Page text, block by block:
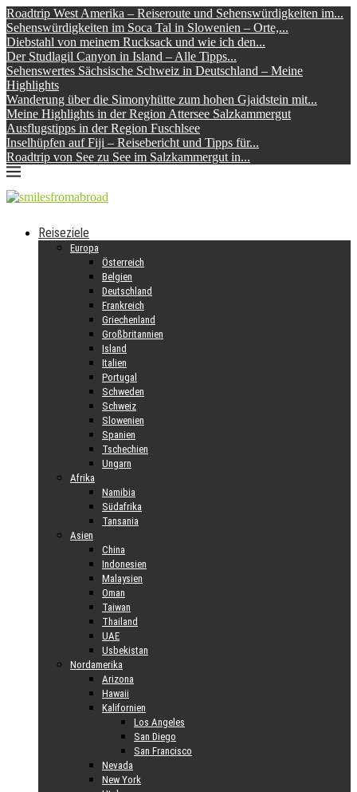
Roadtrip West Amerika – Reiseroute und Sehenswürdigkeiten im...
Sehenswürdigkeiten im Soca Tal in Slowenien – Orte,...
Diebstahl von meinem Rucksack und wie ich den...
Der Studlagil Canyon in Island – Alle Tipps...
Sehenswertes Sächsische Schweiz in Deutschland – Meine
Highlights
Wanderung über die Simonyhütte zum hohen Gjaidstein mit...
Meine Highlights in der Region Attersee Salzkammergut
Ausflugstipps in der Region Fuschlsee
Inselhüpfen auf Fiji – Reisebericht und Tipps für...
Roadtrip von See zu See im Salzkammergut in...
Reiseziele
Europa
Österreich
Belgien
Deutschland
Frankreich
Griechenland
Großbritannien
Island
Italien
Portugal
Schweden
Schweiz
Slowenien
Spanien
Tschechien
Ungarn
Afrika
Namibia
Südafrika
Tansania
Asien
China
Indonesien
Malaysien
Oman
Taiwan
Thailand
UAE
Usbekistan
Nordamerika
Arizona
Hawaii
Kalifornien
Los Angeles
San Diego
San Francisco
Nevada
New York